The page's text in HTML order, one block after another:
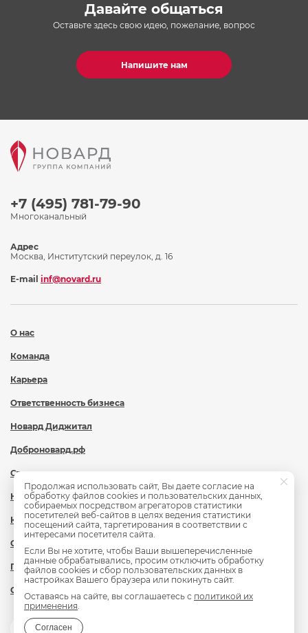
Давайте общаться
Оставьте здесь свою идею, пожелание, вопрос
Напишите нам
+7 (495) 781-79-90
Многоканальный
О нас
Команда
Карьера
Ответственность бизнеса
Новард Диджитал
Доброновард.рф
Статьи
Новости
Контакты
Охрана труда
Политика обработки персональных данных
Сведения об образовательной организации
Адрес
Москва, Институтский переулок, д. 16
E-mail inf@novard.ru
Продолжая использовать сайт, Вы даете согласие на
обработку файлов cookies и пользовательских данных,
собираемых посредством агрегаторов статистики
посетителей веб-сайтов в целях ведения статистики
посещений сайта, таргетирования в соответствии с
интересами посетителя сайта.
Если Вы не хотите, чтобы Ваши вышеперечисленные
данные обрабатывались, просим отключить обработку
файлов cookies и сбор пользовательских данных в
настройках Вашего браузера или покинуть сайт.
Оставаясь на сайте, вы соглашаетесь с политикой их
применения.
Согласен